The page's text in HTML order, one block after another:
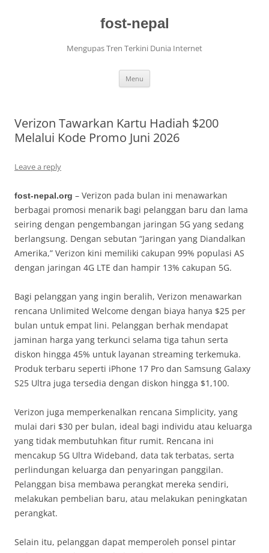
fost-nepal
Mengupas Tren Terkini Dunia Internet
Menu
Verizon Tawarkan Kartu Hadiah $200
Melalui Kode Promo Juni 2026
Leave a reply
fost-nepal.org – Verizon pada bulan ini menawarkan
berbagai promosi menarik bagi pelanggan baru dan lama
seiring dengan pengembangan jaringan 5G yang sedang
berlangsung. Dengan sebutan “Jaringan yang Diandalkan
Amerika,” Verizon kini memiliki cakupan 99% populasi AS
dengan jaringan 4G LTE dan hampir 13% cakupan 5G.
Bagi pelanggan yang ingin beralih, Verizon menawarkan
rencana Unlimited Welcome dengan biaya hanya $25 per
bulan untuk empat lini. Pelanggan berhak mendapat
jaminan harga yang terkunci selama tiga tahun serta
diskon hingga 45% untuk layanan streaming terkemuka.
Produk terbaru seperti iPhone 17 Pro dan Samsung Galaxy
S25 Ultra juga tersedia dengan diskon hingga $1,100.
Verizon juga memperkenalkan rencana Simplicity, yang
mulai dari $30 per bulan, ideal bagi individu atau keluarga
yang tidak membutuhkan fitur rumit. Rencana ini
mencakup 5G Ultra Wideband, data tak terbatas, serta
perlindungan keluarga dan penyaringan panggilan.
Pelanggan bisa membawa perangkat mereka sendiri,
melakukan pembelian baru, atau melakukan peningkatan
perangkat.
Selain itu, pelanggan dapat memperoleh ponsel pintar